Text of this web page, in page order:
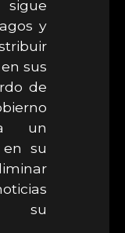
y
sus
de
un
en su
su